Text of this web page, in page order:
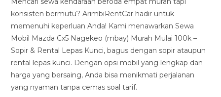
konsisten bermutu? ArimbiRentCar hadir untuk
memenuhi keperluan Anda! Kami menawarkan Sewa
Mobil Mazda Cx5 Nagekeo (mbay) Murah Mulai 100k –
Sopir & Rental Lepas Kunci, bagus dengan sopir ataupun
rental lepas kunci. Dengan opsi mobil yang lengkap dan
harga yang bersaing, Anda bisa menikmati perjalanan
yang nyaman tanpa cemas soal tarif.